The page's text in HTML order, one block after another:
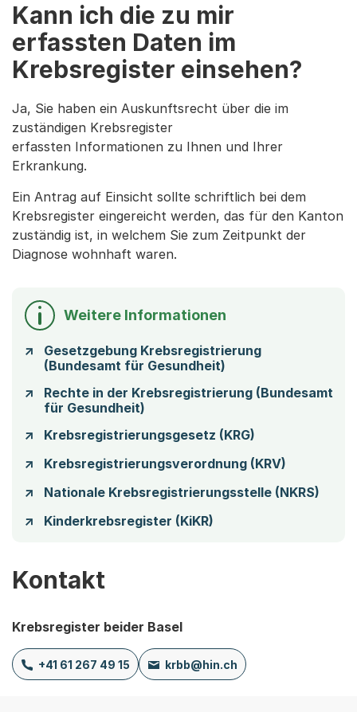
Kann ich die zu mir
erfassten Daten im
Krebsregister einsehen?
Ja, Sie haben ein Auskunftsrecht über die im
zuständigen Krebsregister
erfassten Informationen zu Ihnen und Ihrer
Erkrankung.
Ein Antrag auf Einsicht sollte schriftlich bei dem
Krebsregister eingereicht werden, das für den Kanton
zuständig ist, in welchem Sie zum Zeitpunkt der
Diagnose wohnhaft waren.
Weitere Informationen
Gesetzgebung Krebsregistrierung
(Bundesamt für Gesundheit)
Rechte in der Krebsregistrierung (Bundesamt
für Gesundheit)
Krebsregistrierungsgesetz (KRG)
Krebsregistrierungsverordnung (KRV)
Nationale Krebsregistrierungsstelle (NKRS)
Kinderkrebsregister (KiKR)
Kontakt
Krebsregister beider Basel
+41 61 267 49 15 krbb@hin.ch